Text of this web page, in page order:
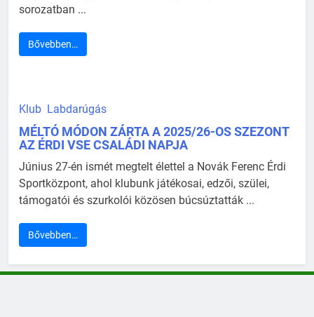
sorozatban ...
Bővebben…
Klub Labdarúgás
MÉLTÓ MÓDON ZÁRTA A 2025/26-OS SZEZONT
AZ ÉRDI VSE CSALÁDI NAPJA
Június 27-én ismét megtelt élettel a Novák Ferenc Érdi
Sportközpont, ahol klubunk játékosai, edzői, szülei,
támogatói és szurkolói közösen búcsúztatták ...
Bővebben…